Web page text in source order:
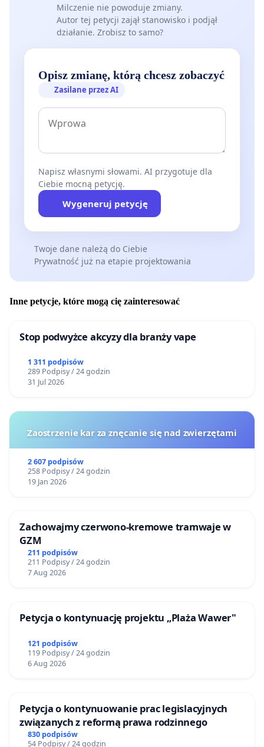
Milczenie nie powoduje zmiany.
Autor tej petycji zajął stanowisko i podjął
działanie. Zrobisz to samo?
Opisz zmianę, którą chcesz zobaczyć
Zasilane przez AI
Napisz własnymi słowami. AI przygotuje dla
Ciebie mocną petycję.
Wygeneruj petycję
Twoje dane należą do Ciebie
Prywatność już na etapie projektowania
Inne petycje, które mogą cię zainteresować
Stop podwyżce akcyzy dla branży vape
1 311 podpisów
289 Podpisy / 24 godzin
31 Jul 2026
Zaostrzenie kar za znęcanie się nad zwierzętami
2 607 podpisów
258 Podpisy / 24 godzin
19 Jan 2026
Zachowajmy czerwono-kremowe tramwaje w
GZM
211 podpisów
211 Podpisy / 24 godzin
7 Aug 2026
Petycja o kontynuację projektu „Plaża Wawer"
121 podpisów
119 Podpisy / 24 godzin
6 Aug 2026
Petycja o kontynuowanie prac legislacyjnych
związanych z reformą prawa rodzinnego
830 podpisów
54 Podpisy / 24 godzin